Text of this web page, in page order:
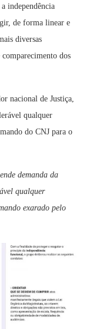
independência
de forma linear e
diversas
dos
nacional de Justiça,
qualquer
do CNJ para o
demanda da
qualquer
exarado pelo